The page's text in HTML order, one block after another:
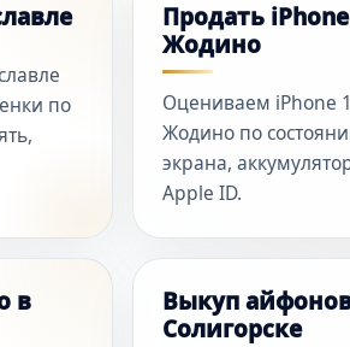
по
Продать
Жодино
Оцениваем iPhone
Жодино по
экрана,
Apple ID.
в
Выкуп
Солигорске